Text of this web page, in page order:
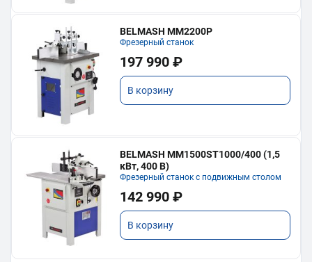
BELMASH MM2200P
Фрезерный станок
197 990 ₽
В корзину
BELMASH MM1500ST1000/400 (1,5
кВт, 400 В)
Фрезерный станок с подвижным столом
142 990 ₽
В корзину